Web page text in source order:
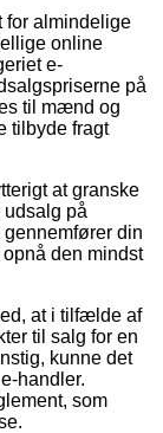
for almindelige
online
e-
på
til mænd og
tilbyde fragt
at granske
på
din
den mindst
at i tilfælde af
til salg for en
kunne det
handler.
som